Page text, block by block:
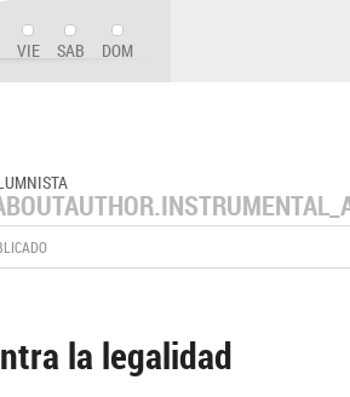
VIE SAB DOM
la legalidad